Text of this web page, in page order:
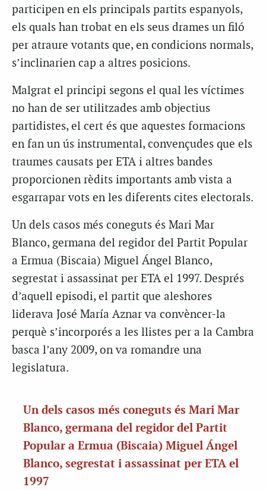
participen en els principals partits espanyols,
els quals han trobat en els seus drames un filó
per atraure votants que, en condicions normals,
s’inclinarien cap a altres posicions.
Malgrat el principi segons el qual les víctimes
no han de ser utilitzades amb objectius
partidistes, el cert és que aquestes formacions
en fan un ús instrumental, convençudes que els
traumes causats per ETA i altres bandes
proporcionen rèdits importants amb vista a
esgarrapar vots en les diferents cites electorals.
Un dels casos més coneguts és Mari Mar
Blanco, germana del regidor del Partit Popular
a Ermua (Biscaia) Miguel Ángel Blanco,
segrestat i assassinat per ETA el 1997. Després
d’aquell episodi, el partit que aleshores
liderava José María Aznar va convèncer-la
perquè s’incorporés a les llistes per a la Cambra
basca l’any 2009, on va romandre una
legislatura.
Un dels casos més coneguts és Mari Mar
Blanco, germana del regidor del Partit
Popular a Ermua (Biscaia) Miguel Ángel
Blanco, segrestat i assassinat per ETA el
1997